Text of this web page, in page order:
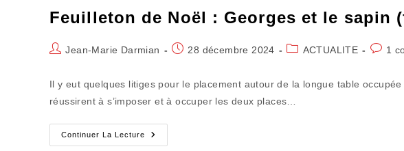
Feuilleton de Noël : Georges et le sapin
Auteur/autrice
publication :
Jean-Marie Darmian
Publication
28 décembre 2024
PostACTUALITE 1
Il y eut quelques litiges pour le placement autour de la longue table occupée
réussirent à s’imposer et à occuper les deux places…
Continuer La Lecture
Feuilleton
De